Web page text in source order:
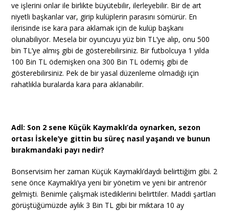
ve işlerini onlar ile birlikte büyütebilir, ilerleyebilir. Bir de art
niyetli başkanlar var, girip kulüplerin parasını sömürür. En
ilerisinde ise kara para aklamak için de kulüp başkanı
olunabiliyor. Mesela bir oyuncuyu yüz bin TL’ye alıp, onu 500
bin TL’ye almış gibi de gösterebilirsiniz. Bir futbolcuya 1 yılda
100 Bin TL ödemişken ona 300 Bin TL ödemiş gibi de
gösterebilirsiniz. Pek de bir yasal düzenleme olmadığı için
rahatlıkla buralarda kara para aklanabilir.
Adl: Son 2 sene Küçük Kaymaklı’da oynarken, sezon
ortası İskele’ye gittin bu süreç nasıl yaşandı ve bunun
bırakmandaki payı nedir?
Bonservisim her zaman Küçük Kaymaklı’daydı belirttiğim gibi. 2
sene önce Kaymaklı’ya yeni bir yönetim ve yeni bir antrenör
gelmişti. Benimle çalışmak istediklerini belirttiler. Maddi şartları
görüştüğümüzde aylık 3 Bin TL gibi bir miktara 10 ay